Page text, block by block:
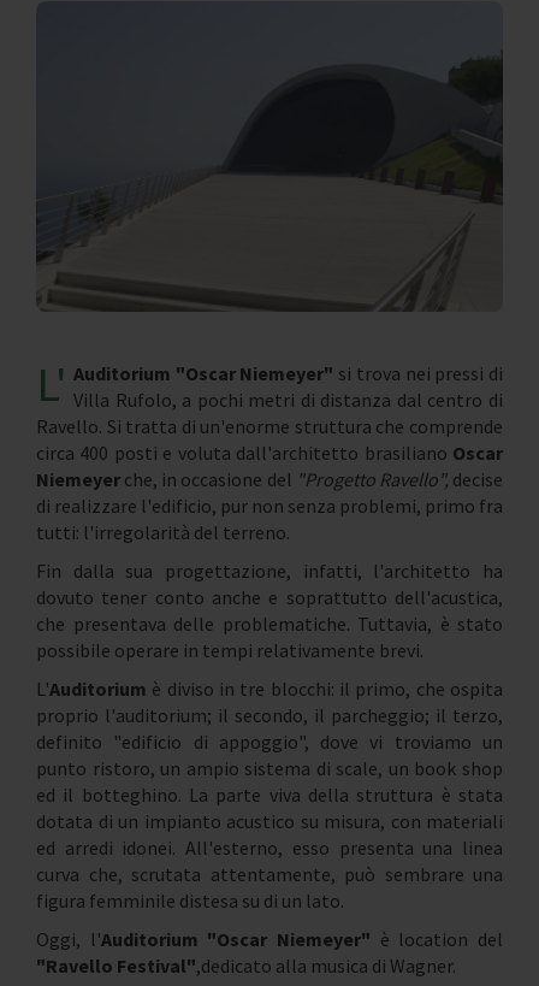
L' Auditorium "Oscar Niemeyer" si trova nei pressi di
Villa Rufolo, a pochi metri di distanza dal centro di
Ravello. Si tratta di un'enorme struttura che comprende
circa 400 posti e voluta dall'architetto brasiliano Oscar
Niemeyer che, in occasione del "Progetto Ravello", decise
di realizzare l'edificio, pur non senza problemi, primo fra
tutti: l'irregolarità del terreno.
Fin dalla sua progettazione, infatti, l'architetto ha
dovuto tener conto anche e soprattutto dell'acustica,
che presentava delle problematiche. Tuttavia, è stato
possibile operare in tempi relativamente brevi.
L'Auditorium è diviso in tre blocchi: il primo, che ospita
proprio l'auditorium; il secondo, il parcheggio; il terzo,
definito "edificio di appoggio", dove vi troviamo un
punto ristoro, un ampio sistema di scale, un book shop
ed il botteghino. La parte viva della struttura è stata
dotata di un impianto acustico su misura, con materiali
ed arredi idonei. All'esterno, esso presenta una linea
curva che, scrutata attentamente, può sembrare una
figura femminile distesa su di un lato.
Oggi, l'Auditorium "Oscar Niemeyer" è location del
"Ravello Festival",dedicato alla musica di Wagner.